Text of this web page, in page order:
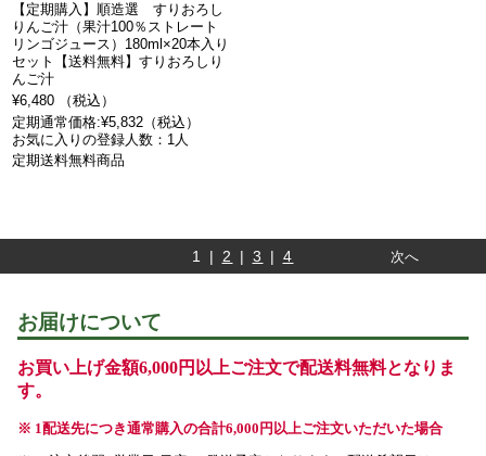
【定期購入】順造選 すりおろし
りんご汁（果汁100％ストレート
リンゴジュース）180ml×20本入り
セット【送料無料】すりおろしり
んご汁
¥6,480 （税込）
定期通常価格:¥5,832（税込）
お気に入りの登録人数：1人
定期送料無料商品
1 | 2 | 3 | 4 次へ